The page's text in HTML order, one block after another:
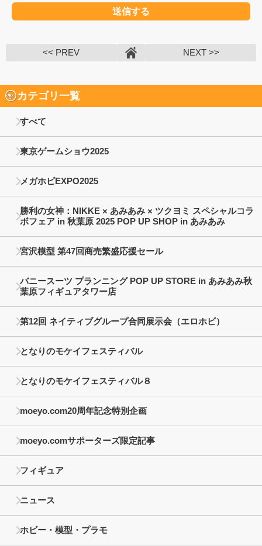
<< PREV NEXT >>
カテゴリ一覧
すべて
東京ゲームショウ2025
メガホビEXPO2025
勝利の女神：NIKKE × あみあみ × ツクヨミ スペシャルコラ
ボフェア in 秋葉原 2025 POP UP SHOP in あみあみ
宮沢模型 第47回商売繁盛応援セール
バニースーツ プランニング POP UP STORE in あみあみ秋
葉原フィギュアタワー店
第12回 ネイティブグループ合同展示会（エロホビ）
となりのモケイフェスティバル
となりのモケイフェスティバル８
moeyo.com20周年記念特別企画
moeyo.comサポーターズ限定記事
フィギュア
ニュース
ホビー・模型・プラモ